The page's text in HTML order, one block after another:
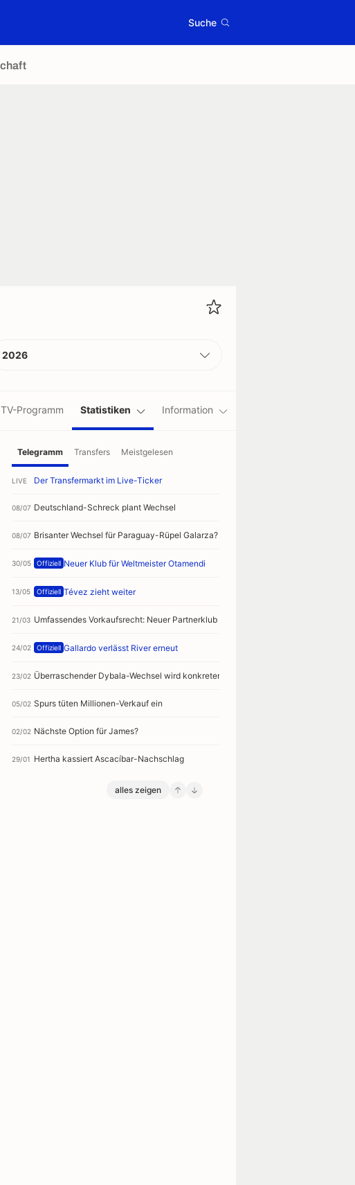
Suche
2026
TV-Programm Statistiken Information
Telegramm Transfers Meistgelesen
LIVE Der Transfermarkt im Live-Ticker
08/07 Deutschland-Schreck plant Wechsel
08/07 Brisanter Wechsel für Paraguay-Rüpel Galarza?
30/05 Offiziell Neuer Klub für Weltmeister Otamendi
13/05 Offiziell Tévez zieht weiter
21/03 Umfassendes Vorkaufsrecht: Neuer Partnerklub für Chelsea
24/02 Offiziell Gallardo verlässt River erneut
23/02 Überraschender Dybala-Wechsel wird konkreter
05/02 Spurs tüten Millionen-Verkauf ein
02/02 Nächste Option für James?
29/01 Hertha kassiert Ascacíbar-Nachschlag
alles zeigen